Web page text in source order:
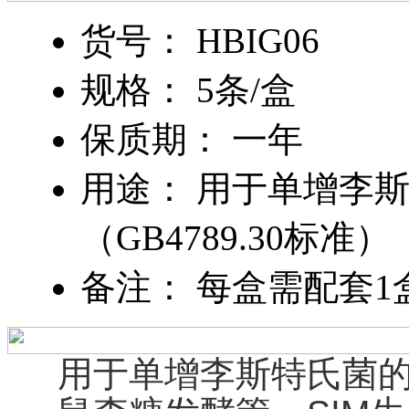
货号： HBIG06
规格： 5条/盒
保质期： 一年
用途： 用于单增李
（GB4789.30标准）
备注： 每盒需配套1
用于单增李斯特氏菌